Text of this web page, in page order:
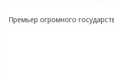
Премьер огромного